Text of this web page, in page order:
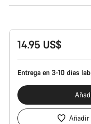
producto
14.95 US$
Entrega en 3-10 días
Añadir